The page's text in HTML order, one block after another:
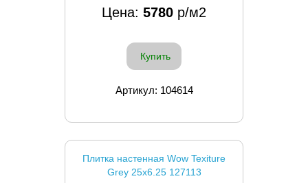
Цена: 5780 р/м2
Купить
Артикул: 104614
Плитка настенная Wow Texiture
Grey 25x6.25 127113